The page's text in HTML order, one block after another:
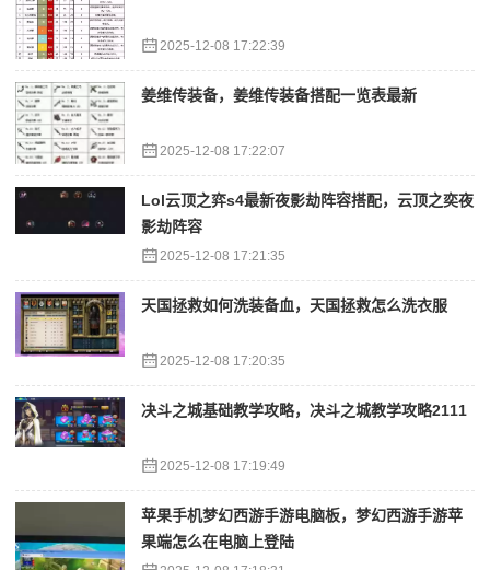
2025-12-08 17:22:39
姜维传装备，姜维传装备搭配一览表最新
2025-12-08 17:22:07
Lol云顶之弈s4最新夜影劫阵容搭配，云顶之奕夜
影劫阵容
2025-12-08 17:21:35
天国拯救如何洗装备血，天国拯救怎么洗衣服
2025-12-08 17:20:35
决斗之城基础教学攻略，决斗之城教学攻略2111
2025-12-08 17:19:49
苹果手机梦幻西游手游电脑板，梦幻西游手游苹
果端怎么在电脑上登陆